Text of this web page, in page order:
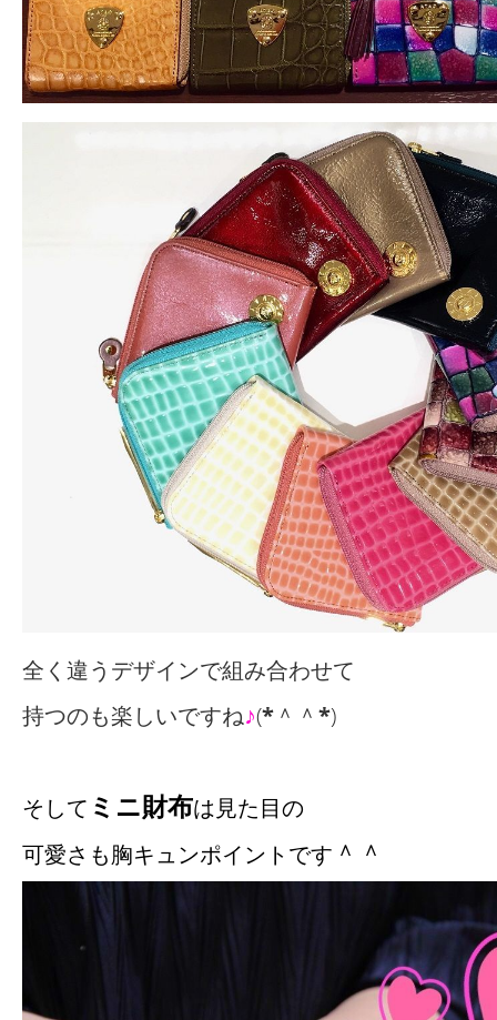
全く違うデザインで組み合わせて
持つのも楽しいですね♪(* ＾＾ *)
そして ミニ財布は見た目の
可愛さも胸キュンポイントです ＾＾